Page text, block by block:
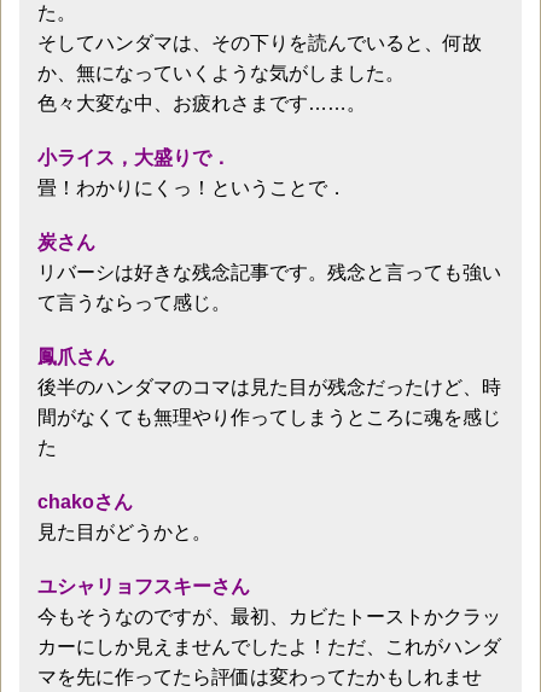
た。
そしてハンダマは、その下りを読んでいると、何故
か、無になっていくような気がしました。
色々大変な中、お疲れさまです……。
小ライス，大盛りで．
畳！わかりにくっ！ということで．
炭さん
リバーシは好きな残念記事です。残念と言っても強い
て言うならって感じ。
鳳爪さん
後半のハンダマのコマは見た目が残念だったけど、時
間がなくても無理やり作ってしまうところに魂を感じ
た
chakoさん
見た目がどうかと。
ユシャリョフスキーさん
今もそうなのですが、最初、カビたトーストかクラッ
カーにしか見えませんでしたよ！ただ、これがハンダ
マを先に作ってたら評価は変わってたかもしれませ